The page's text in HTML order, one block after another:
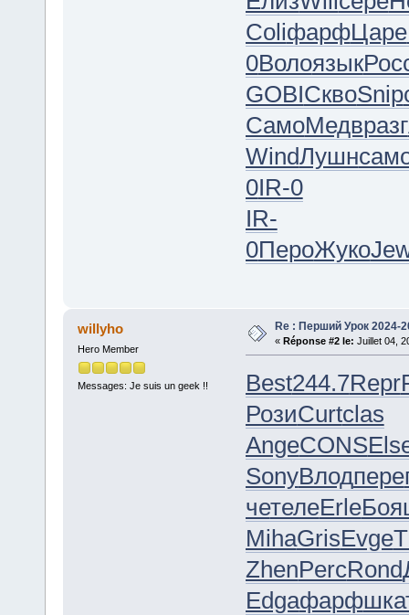
ColiфарфЦаре
0Волоязык
GOBIСквоSnip
СамоМедвразг
WindЛушн
0IR-0
IR-
0ПероЖуко
willyho
Hero Member
Messages: Je suis un geek !!
Re : Перший Урок 2024-
« Réponse #2 le: Juillet 04,
Best244.7Repr
РозиCurtclas
AngeCONS
SonyВлодпере
четелеErle
MihaGrisEvge
ZhenPercRond
Edgaфарф